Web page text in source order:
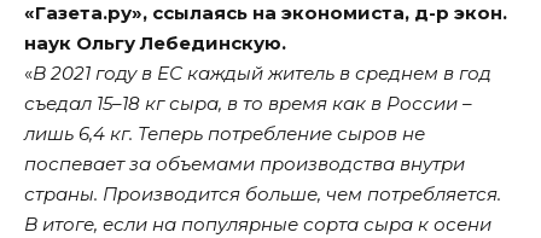
«Газета.ру», ссылаясь на экономиста, д-р экон.
наук Ольгу Лебединскую.
«В 2021 году в ЕС каждый житель в среднем в год
съедал 15–18 кг сыра, в то время как в России –
лишь 6,4 кг. Теперь потребление сыров не
поспевает за объемами производства внутри
страны. Производится больше, чем потребляется.
В итоге, если на популярные сорта сыра к осени